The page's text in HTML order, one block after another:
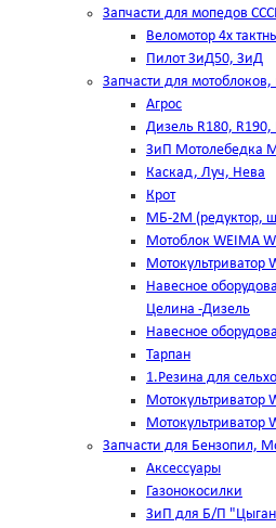
Запчасти для мопедов
Веломотор 4х
Пилот ЗиД50, ЗиД
Запчасти для мотоблоков,
Агрос
Дизель R180, R190,
ЗиП Мотолебедка
Каскад, Луч, Нева
Крот
МБ-2М (редуктор,
Мотоблок WEIMA
Мотокультриватор
Навесное
Целина -Дизель
Навесное
Тарпан
1.Резина для
Мотокультриватор
Мотокультриватор
Запчасти для Бензопил,
Аксессуары
Газонокосилки
ЗиП для Б/П